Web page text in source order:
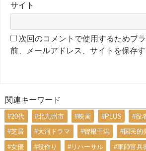
サイト
次回のコメントで使用するためブ
前、メールアドレス、サイトを保存す
関連キーワード
#20代 #北九州市 #映画 #PLUS #役
#芝居 #大河ドラマ #曽根干潟 #国民的
#女優 #役作り #リハーサル #軍師官兵